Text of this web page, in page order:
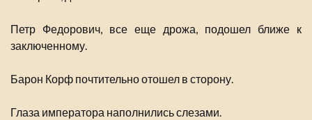
Петр Федорович, все еще дрожа, подошел ближе к
заключенному.
Барон Корф почтительно отошел в сторону.
Глаза императора наполнились слезами.